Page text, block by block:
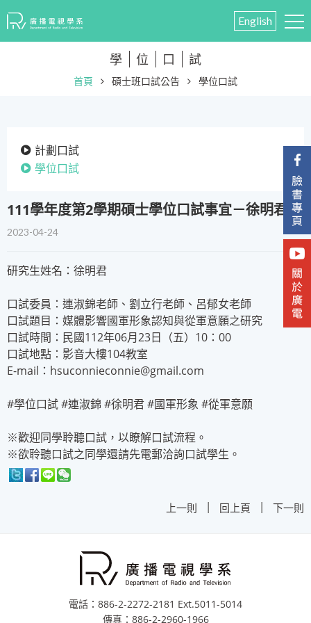
English
學 位 口 試
首頁 碩士班口試公告 學位口試
計劃口試
學位口試
111學年度第2學期碩士學位口試事宜－徐明君
2023-04-24
研究生姓名：徐明君
口試委員：連淑錦老師、劉立行老師、呂郁女老師
口試題目：媒體影響國軍形象認知與從軍意願之研究
口試時間：民國112年06月23日（五）10：00
口試地點：影音大樓104教室
E-mail：hsuconnieconnie@gmail.com
#學位口試 #連淑錦 #徐明君 #國軍形象 #從軍意願
※歡迎同學聆聽口試，以瞭解口試流程。
※欲聆聽口試之同學還請先電郵洽詢口試學生。
上一則 | 回上頁 | 下一則
電話：886-2-2272-2181 Ext.5011-5014
傳真：886-2-2960-1966